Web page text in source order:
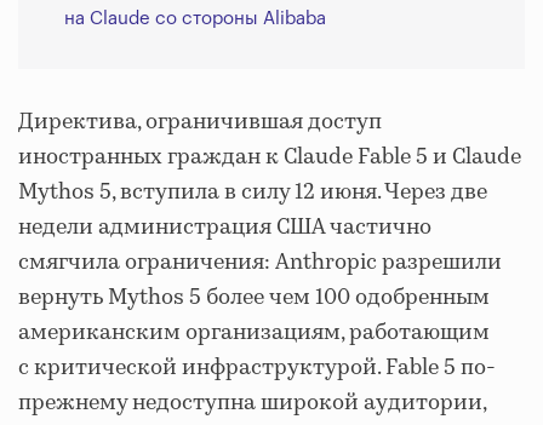
на Claude со стороны Alibaba
Директива, ограничившая доступ
иностранных граждан к Claude Fable 5 и Claude
Mythos 5, вступила в силу 12 июня. Через две
недели администрация США частично
смягчила ограничения: Anthropic разрешили
вернуть Mythos 5 более чем 100 одобренным
американским организациям, работающим
с критической инфраструктурой. Fable 5 по-
прежнему недоступна широкой аудитории,